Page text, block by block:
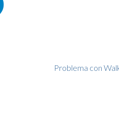
Problema con